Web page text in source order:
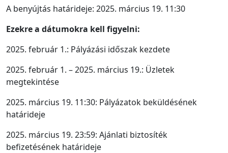
A benyújtás határideje: 2025. március 19. 11:30
Ezekre a dátumokra kell figyelni:
2025. február 1.: Pályázási időszak kezdete
2025. február 1. – 2025. március 19.: Üzletek
megtekintése
2025. március 19. 11:30: Pályázatok beküldésének
határideje
2025. március 19. 23:59: Ajánlati biztosíték
befizetésének határideje